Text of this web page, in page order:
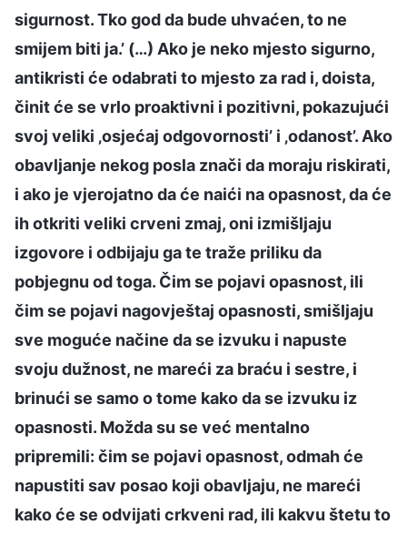
sigurnost. Tko god da bude uhvaćen, to ne
smijem biti ja.’ (…) Ako je neko mjesto sigurno,
antikristi će odabrati to mjesto za rad i, doista,
činit će se vrlo proaktivni i pozitivni, pokazujući
svoj veliki ‚osjećaj odgovornosti’ i ‚odanost’. Ako
obavljanje nekog posla znači da moraju riskirati,
i ako je vjerojatno da će naići na opasnost, da će
ih otkriti veliki crveni zmaj, oni izmišljaju
izgovore i odbijaju ga te traže priliku da
pobjegnu od toga. Čim se pojavi opasnost, ili
čim se pojavi nagovještaj opasnosti, smišljaju
sve moguće načine da se izvuku i napuste
svoju dužnost, ne mareći za braću i sestre, i
brinući se samo o tome kako da se izvuku iz
opasnosti. Možda su se već mentalno
pripremili: čim se pojavi opasnost, odmah će
napustiti sav posao koji obavljaju, ne mareći
kako će se odvijati crkveni rad, ili kakvu štetu to